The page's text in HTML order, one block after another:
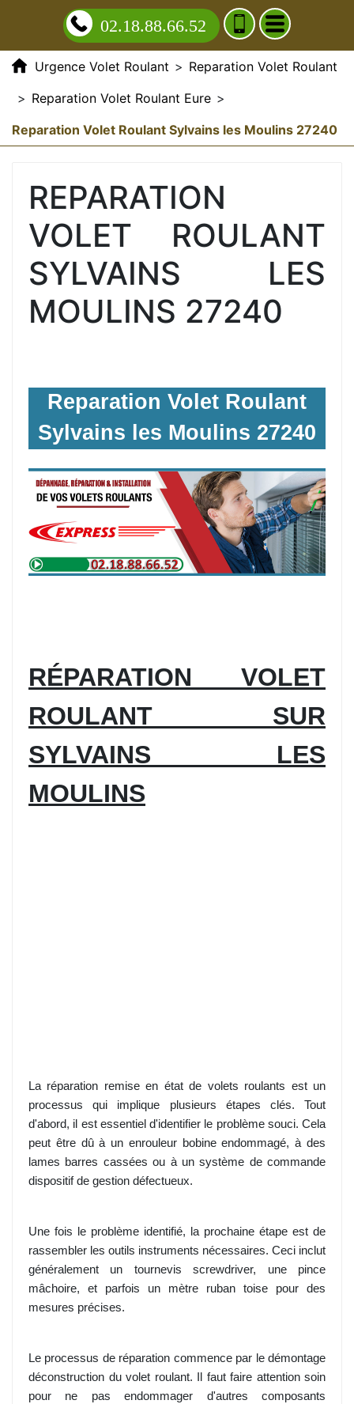
02.18.88.66.52
Urgence Volet Roulant > Reparation Volet Roulant
> Reparation Volet Roulant Eure >
Reparation Volet Roulant Sylvains les Moulins 27240
REPARATION
VOLET ROULANT
SYLVAINS LES
MOULINS 27240
Reparation Volet Roulant
Sylvains les Moulins 27240
RÉPARATION VOLET
ROULANT SUR
SYLVAINS LES
MOULINS
La réparation remise en état de volets roulants est un
processus qui implique plusieurs étapes clés. Tout
d'abord, il est essentiel d'identifier le problème souci. Cela
peut être dû à un enrouleur bobine endommagé, à des
lames barres cassées ou à un système de commande
dispositif de gestion défectueux.
Une fois le problème identifié, la prochaine étape est de
rassembler les outils instruments nécessaires. Ceci inclut
généralement un tournevis screwdriver, une pince
mâchoire, et parfois un mètre ruban toise pour des
mesures précises.
Le processus de réparation commence par le démontage
déconstruction du volet roulant. Il faut faire attention soin
pour ne pas endommager d'autres composants